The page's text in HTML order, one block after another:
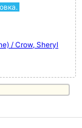
/ Crow, Sheryl